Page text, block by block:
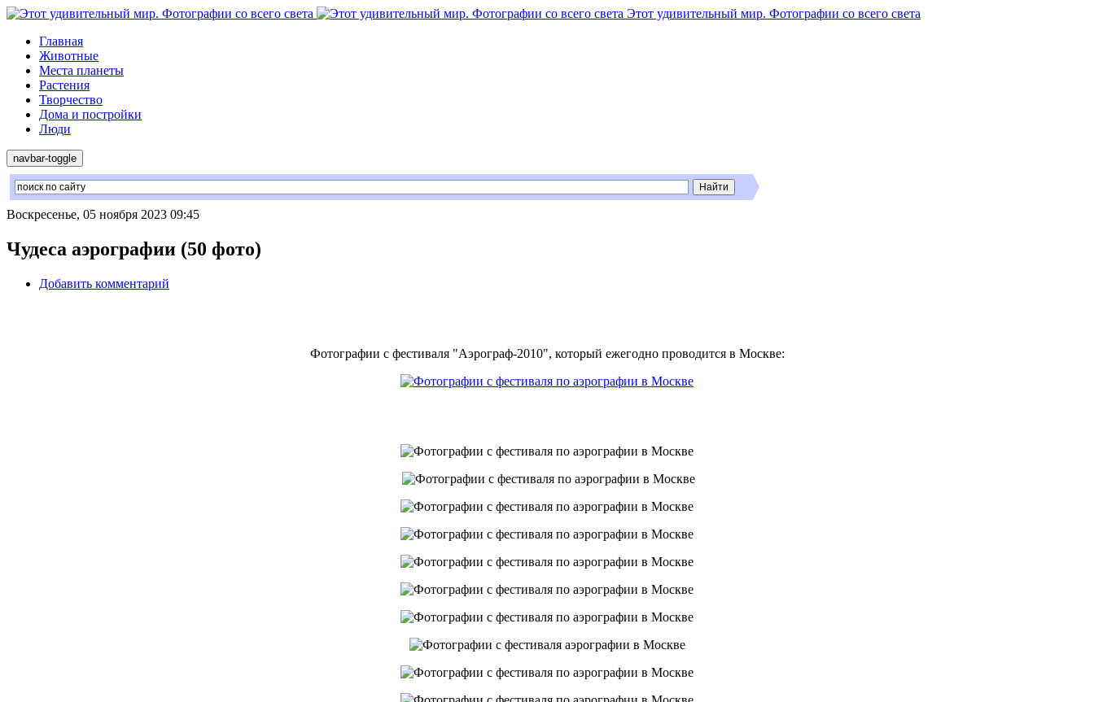
Этот удивительный мир. Фотографии со всего света
Главная
Животные
Места планеты
Растения
Творчество
Дома и постройки
Люди
navbar-toggle
Воскресенье, 05 ноября 2023 09:45
Чудеса аэрографии (50 фото)
Добавить комментарий
Фотографии с фестиваля "Аэрограф-2010", который ежегодно проводится в Москве: